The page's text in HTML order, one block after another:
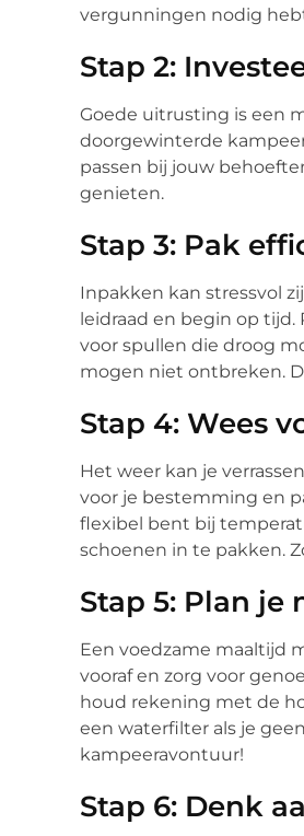
vergunningen nodig
Stap 2:
Goede uitrusting is een
doorgewinterde
passen bij jouw
genieten.
Stap 3: Pak
Inpakken kan stressvol
leidraad en begin op
voor spullen die droog
mogen niet ontbreken.
Stap 4: Wees
Het weer kan je
voor je bestemming en
flexibel bent bij
schoenen in te pakken.
Stap 5: Plan je
Een voedzame maaltijd
vooraf en zorg voor
houd rekening met de
een waterfilter als je
kampeeravontuur!
Stap 6: Denk